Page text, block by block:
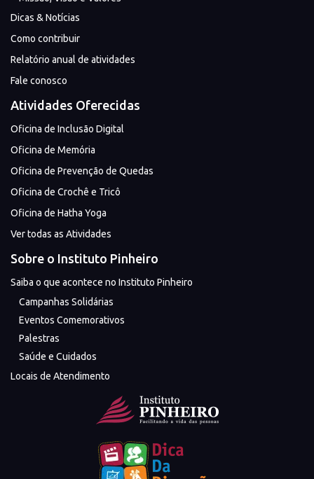
Dicas & Notícias
Como contribuir
Relatório anual de atividades
Fale conosco
Atividades Oferecidas
Oficina de Inclusão Digital
Oficina de Memória
Oficina de Prevenção de Quedas
Oficina de Crochê e Tricô
Oficina de Hatha Yoga
Ver todas as Atividades
Sobre o Instituto Pinheiro
Saiba o que acontece no Instituto Pinheiro
Campanhas Solidárias
Eventos Comemorativos
Palestras
Saúde e Cuidados
Locais de Atendimento